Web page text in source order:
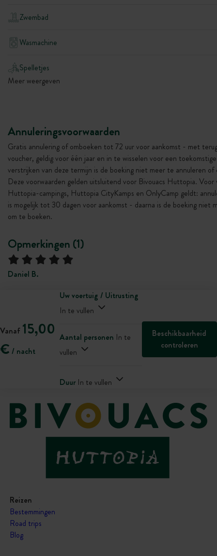
Zwembad
Wasmachine
Spelletjes
Meer weergeven
Annuleringsvoorwaarden
Gratis annulering of omboeken tot 72 uur voor aankomst - met
voucher, geldig voor één jaar en in te wisselen voor een
verstrijken van deze termijn is de boeking niet meer te annuleren
Deze voorwaarden gelden uitsluitend voor Bivouacs Huttopia. Voor
Huttopia-campings, Huttopia CityKamps en OnlyCamp geldt:
is mogelijk tot 30 dagen voor aankomst - daarna is de boeking niet
om te boeken.
Opmerkingen (1)
Daniel B.
Vanaf 15,00
€ / nacht
Uw voertuig / Uitrusting
In te vullen
Aantal personen In te
vullen
Duur In te vullen
Beschikbaarheid
controleren
Reizen
Bestemmingen
Road trips
Blog